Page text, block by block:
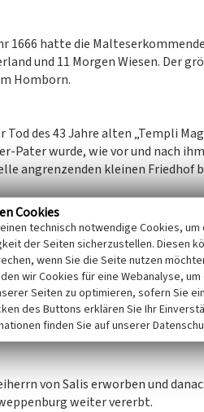
1666 hatte die
und 11 Morgen Wiesen. Der
Homborn.
des 43 Jahre alten „Templi
Pater wurde, wie vor und nach
angrenzenden kleinen Friedhof
Komtur von Vehlen ließ das
anbauen. Alle Gebäude waren
am westlichen Barockportal aus
findet man sein
1765 und Umschrift wurde durch
von Salis erworben und
weiter vererbt.
Cookies
technisch notwendige Cookies, um
der Seiten sicherzustellen. Diesen
wenn Sie die Seite nutzen
wir Cookies für eine Webanalyse, um
Seiten zu optimieren, sofern Sie
des Buttons erklären Sie Ihr
finden Sie auf unserer